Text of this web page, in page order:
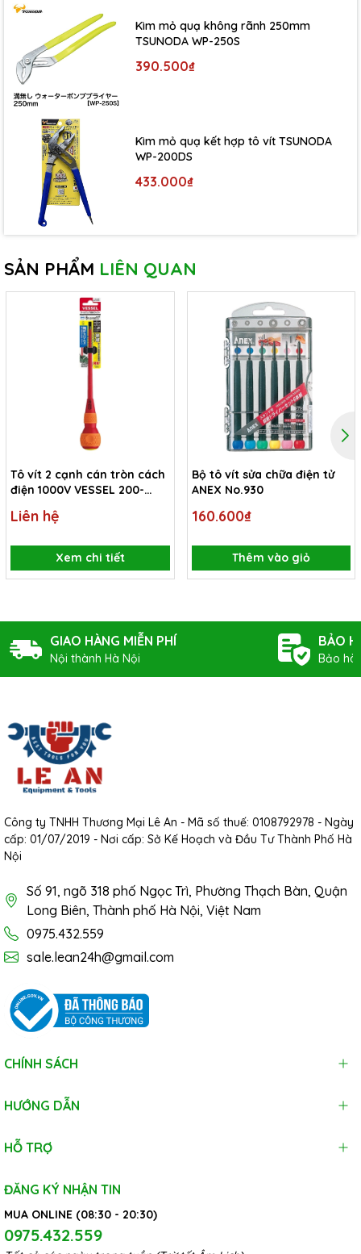
Kìm mỏ quạ không rãnh 250mm
TSUNODA WP-250S
390.500₫
Kìm mỏ quạ kết hợp tô vít TSUNODA
WP-200DS
433.000₫
SẢN PHẨM LIÊN QUAN
Tô vít 2 cạnh cán tròn cách
điện 1000V VESSEL 200-
Liên hệ
Xem chi tiết
Bộ tô vít sửa chữa điện tử
ANEX No.930
160.600₫
Thêm vào giỏ
GIAO HÀNG MIỄN PHÍ
Nội thành Hà Nội
BẢO
Bảo
Công ty TNHH Thương Mại Lê An - Mã số thuế: 0108792978 - Ngày
cấp: 01/07/2019 - Nơi cấp: Sở Kế Hoạch và Đầu Tư Thành Phố Hà
Nội
Số 91, ngõ 318 phố Ngọc Trì, Phường Thạch Bàn, Quận
Long Biên, Thành phố Hà Nội, Việt Nam
0975.432.559
sale.lean24h@gmail.com
CHÍNH SÁCH
HƯỚNG DẪN
HỖ TRỢ
ĐĂNG KÝ NHẬN TIN
MUA ONLINE (08:30 - 20:30)
0975.432.559